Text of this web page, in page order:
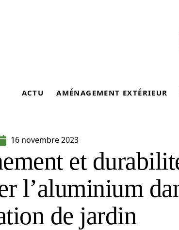
ACTU AMÉNAGEMENT EXTÉRIEUR
16 novembre 2023
et
l’aluminium
de jardin